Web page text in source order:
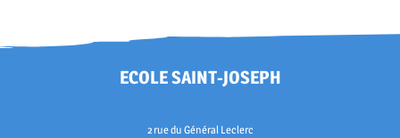
ECOLE SAINT-JOSEPH
2 rue du Général Leclerc